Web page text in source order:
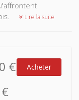
Lire la suite
€ Acheter